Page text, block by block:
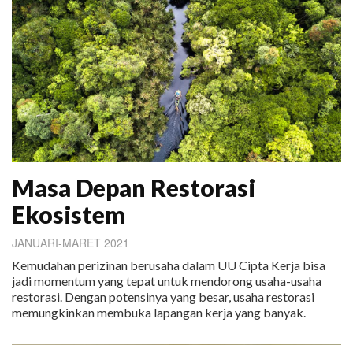
Masa Depan Restorasi
Ekosistem
JANUARI-MARET 2021
Kemudahan perizinan berusaha dalam UU Cipta Kerja bisa
jadi momentum yang tepat untuk mendorong usaha-usaha
restorasi. Dengan potensinya yang besar, usaha restorasi
memungkinkan membuka lapangan kerja yang banyak.